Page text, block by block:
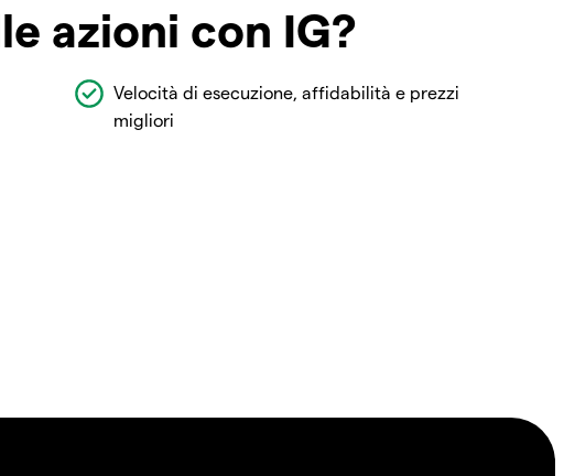
azioni con IG?
Velocità di esecuzione, affidabilità e prezzi
migliori